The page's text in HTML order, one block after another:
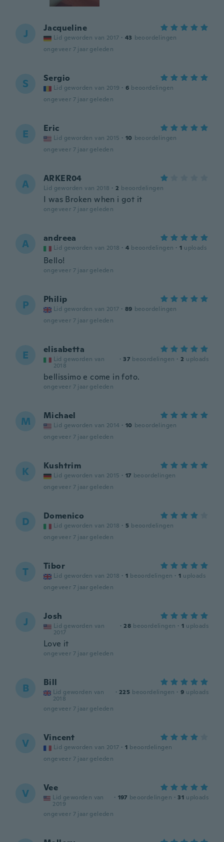
J Jacqueline
Lid geworden van 2017 · 43 beoordelingen
ongeveer 7 jaar geleden
S Sergio
Lid geworden van 2019 · 6 beoordelingen
ongeveer 7 jaar geleden
E Eric
Lid geworden van 2015 · 10 beoordelingen
ongeveer 7 jaar geleden
A ARKER04
Lid geworden van 2018 · 2 beoordelingen
I was Broken when i got it
ongeveer 7 jaar geleden
A andreea
Lid geworden van 2018 · 4 beoordelingen · 1 uploads
Bello!
ongeveer 7 jaar geleden
P Philip
Lid geworden van 2017 · 89 beoordelingen
ongeveer 7 jaar geleden
E elisabetta
Lid geworden van
2018
· 37 beoordelingen · 2 uploads
bellissimo e come in foto.
ongeveer 7 jaar geleden
M Michael
Lid geworden van 2014 · 10 beoordelingen
ongeveer 7 jaar geleden
K Kushtrim
Lid geworden van 2015 · 17 beoordelingen
ongeveer 7 jaar geleden
D Domenico
Lid geworden van 2018 · 5 beoordelingen
ongeveer 7 jaar geleden
T Tibor
Lid geworden van 2018 · 1 beoordelingen · 1 uploads
ongeveer 7 jaar geleden
J Josh
Lid geworden van
2017
· 28 beoordelingen · 1 uploads
Love it
ongeveer 7 jaar geleden
B Bill
Lid geworden van
2018
· 225 beoordelingen · 9 uploads
ongeveer 7 jaar geleden
V Vincent
Lid geworden van 2017 · 1 beoordelingen
ongeveer 7 jaar geleden
V Vee
Lid geworden van
2019
· 197 beoordelingen · 31 uploads
ongeveer 7 jaar geleden